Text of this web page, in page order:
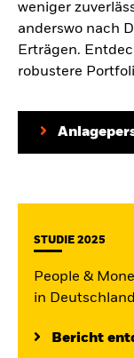
weniger
anderswo nach
Erträgen.
robustere
STUDIE 2025
People &
in Deutschland
Bericht